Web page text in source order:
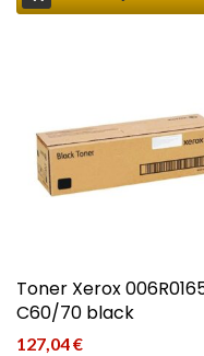
Toner Xerox
C60/70 black
127,04€